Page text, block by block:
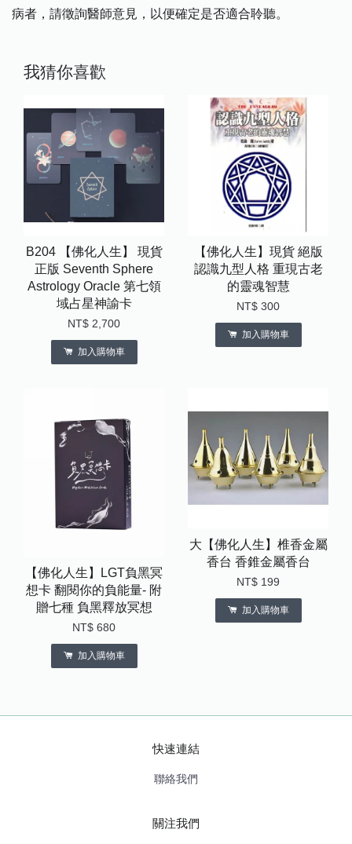
病者，請徵詢醫師意見，以便確定是否適合聆聽。
我猜你喜歡
B204 【佛化人生】 現貨
正版 Seventh Sphere
Astrology Oracle 第七領
域占星神諭卡
NT$ 2,700
加入購物車
【佛化人生】現貨 絕版
認識九型人格 重現古老
的靈魂智慧
NT$ 300
加入購物車
【佛化人生】LGT負黑冥
想卡 翻閱你的負能量- 附
贈七種 負黑釋放冥想
NT$ 680
加入購物車
大【佛化人生】椎香金屬
香台 香錐金屬香台
NT$ 199
加入購物車
快速連結
聯絡我們
關注我們